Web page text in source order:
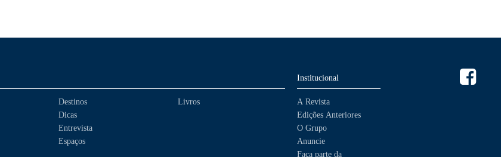
Destinos
Dicas
Entrevista
Espaços
Livros
Institucional
A Revista
Edições Anteriores
O Grupo
Anuncie
Faça parte da